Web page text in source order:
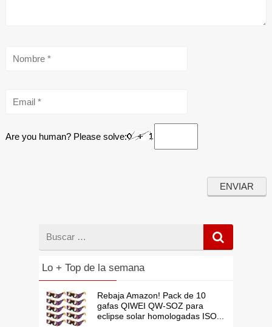
Are you human? Please solve:
por
Lo + Top de la semana
Rebaja Amazon! Pack de 10
gafas QIWEI QW-SOZ para
eclipse solar homologadas ISO...